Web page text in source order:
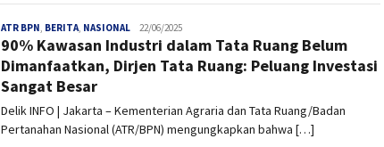
ATR BPN, BERITA, NASIONAL admin
22/06/2025
90% Kawasan Industri dalam Tata Ruang Belum
Dimanfaatkan, Dirjen Tata Ruang: Peluang Investasi
Sangat Besar
Delik INFO | Jakarta – Kementerian Agraria dan Tata Ruang/Badan
Pertanahan Nasional (ATR/BPN) mengungkapkan bahwa […]